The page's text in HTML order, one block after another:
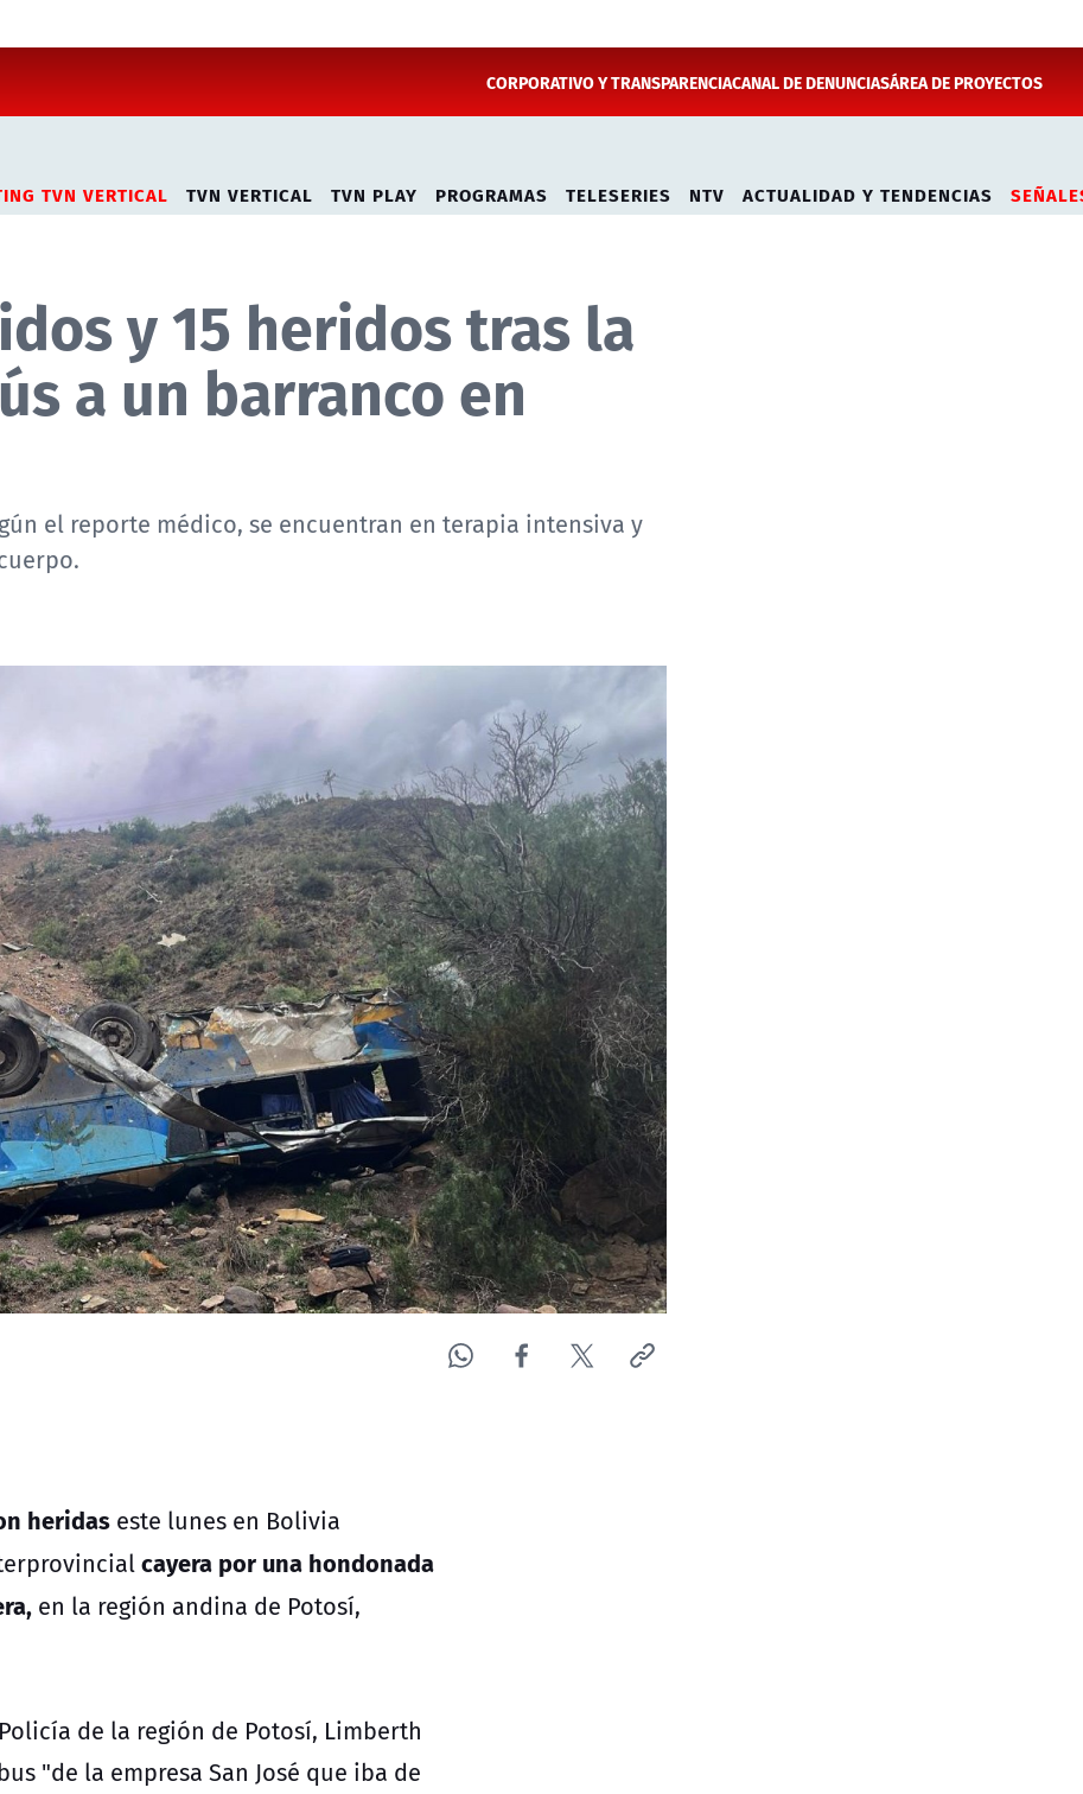
CORPORATIVO Y TRANSPARENCIACANAL DE DENUNCIASÁREA DE PROYECTOS
TVN VERTICAL TVN VERTICAL TVN PLAY PROGRAMAS TELESERIES NTV ACTUALIDAD Y TENDENCIAS
y 15 heridos tras la
a un barranco en
el reporte médico, se encuentran en terapia intensiva y
heridas este lunes en Bolivia
cayera por una hondonada
en la región andina de Potosí,
de la región de Potosí, Limberth
"de la empresa San José que iba de